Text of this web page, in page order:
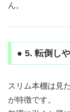
ん。
● 5. 転倒し
スリム本棚は見
が特徴です。